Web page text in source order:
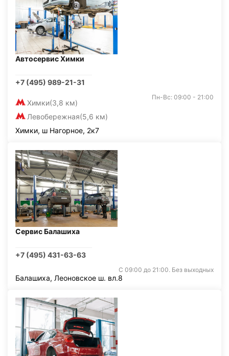
Автосервис Химки
+7 (495) 989-21-31
Химки(3,8 км)
Левобережная(5,6 км)
Пн-Вс: 09:00 - 21:00
Химки, ш Нагорное, 2к7
Сервис Балашиха
+7 (495) 431-63-63
С 09:00 до 21:00. Без выходных
Балашиха, Леоновское ш. вл.8